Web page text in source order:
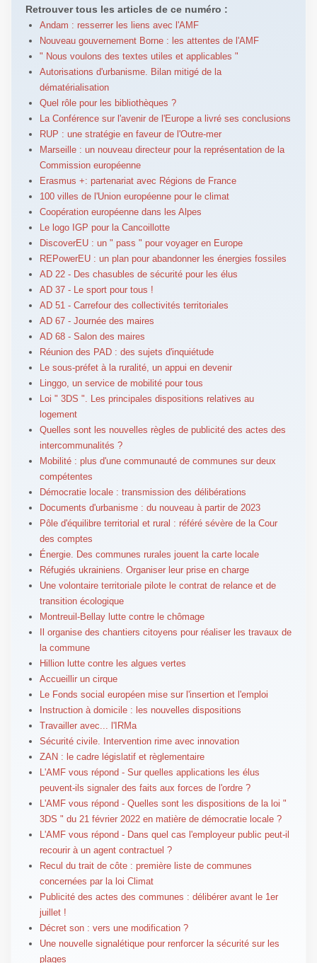
Retrouver tous les articles de ce numéro :
Andam : resserrer les liens avec l'AMF
Nouveau gouvernement Borne : les attentes de l'AMF
" Nous voulons des textes utiles et applicables "
Autorisations d'urbanisme. Bilan mitigé de la
dématérialisation
Quel rôle pour les bibliothèques ?
La Conférence sur l'avenir de l'Europe a livré ses conclusions
RUP : une stratégie en faveur de l'Outre-mer
Marseille : un nouveau directeur pour la représentation de la
Commission européenne
Erasmus +: partenariat avec Régions de France
100 villes de l'Union européenne pour le climat
Coopération européenne dans les Alpes
Le logo IGP pour la Cancoillotte
DiscoverEU : un " pass " pour voyager en Europe
REPowerEU : un plan pour abandonner les énergies fossiles
AD 22 - Des chasubles de sécurité pour les élus
AD 37 - Le sport pour tous !
AD 51 - Carrefour des collectivités territoriales
AD 67 - Journée des maires
AD 68 - Salon des maires
Réunion des PAD : des sujets d'inquiétude
Le sous-préfet à la ruralité, un appui en devenir
Linggo, un service de mobilité pour tous
Loi " 3DS ". Les principales dispositions relatives au
logement
Quelles sont les nouvelles règles de publicité des actes des
intercommunalités ?
Mobilité : plus d'une communauté de communes sur deux
compétentes
Démocratie locale : transmission des délibérations
Documents d'urbanisme : du nouveau à partir de 2023
Pôle d'équilibre territorial et rural : référé sévère de la Cour
des comptes
Énergie. Des communes rurales jouent la carte locale
Réfugiés ukrainiens. Organiser leur prise en charge
Une volontaire territoriale pilote le contrat de relance et de
transition écologique
Montreuil-Bellay lutte contre le chômage
Il organise des chantiers citoyens pour réaliser les travaux de
la commune
Hillion lutte contre les algues vertes
Accueillir un cirque
Le Fonds social européen mise sur l'insertion et l'emploi
Instruction à domicile : les nouvelles dispositions
Travailler avec... l'IRMa
Sécurité civile. Intervention rime avec innovation
ZAN : le cadre législatif et règlementaire
L'AMF vous répond - Sur quelles applications les élus
peuvent-ils signaler des faits aux forces de l'ordre ?
L'AMF vous répond - Quelles sont les dispositions de la loi "
3DS " du 21 février 2022 en matière de démocratie locale ?
L'AMF vous répond - Dans quel cas l'employeur public peut-il
recourir à un agent contractuel ?
Recul du trait de côte : première liste de communes
concernées par la loi Climat
Publicité des actes des communes : délibérer avant le 1er
juillet !
Décret son : vers une modification ?
Une nouvelle signalétique pour renforcer la sécurité sur les
plages